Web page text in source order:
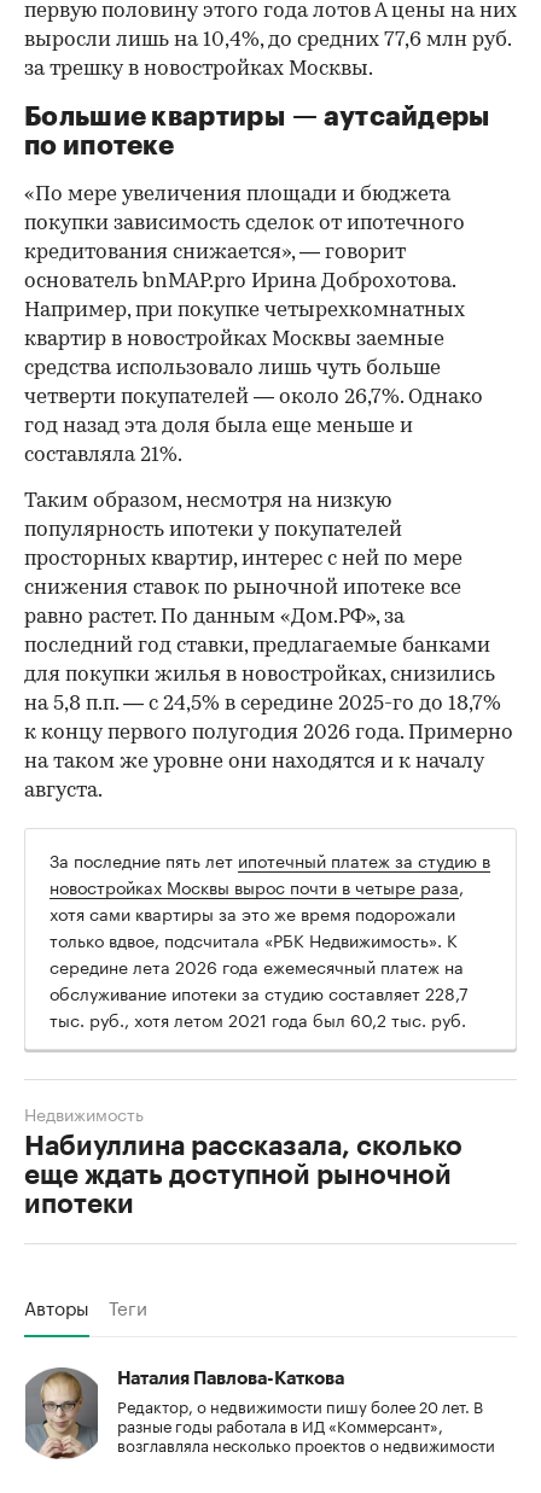
первую половину этого года лотов А цены на них
выросли лишь на 10,4%, до средних 77,6 млн руб.
за трешку в новостройках Москвы.
Большие квартиры — аутсайдеры
по ипотеке
«По мере увеличения площади и бюджета
покупки зависимость сделок от ипотечного
кредитования снижается», — говорит
основатель bnMAP.pro Ирина Доброхотова.
Например, при покупке четырехкомнатных
квартир в новостройках Москвы заемные
средства использовало лишь чуть больше
четверти покупателей — около 26,7%. Однако
год назад эта доля была еще меньше и
составляла 21%.
Таким образом, несмотря на низкую
популярность ипотеки у покупателей
просторных квартир, интерес с ней по мере
снижения ставок по рыночной ипотеке все
равно растет. По данным «Дом.РФ», за
последний год ставки, предлагаемые банками
для покупки жилья в новостройках, снизились
на 5,8 п.п. — с 24,5% в середине 2025-го до 18,7%
к концу первого полугодия 2026 года. Примерно
на таком же уровне они находятся и к началу
августа.
За последние пять лет ипотечный платеж за студию в
новостройках Москвы вырос почти в четыре раза,
хотя сами квартиры за это же время подорожали
только вдвое, подсчитала «РБК Недвижимость». К
середине лета 2026 года ежемесячный платеж на
обслуживание ипотеки за студию составляет 228,7
тыс. руб., хотя летом 2021 года был 60,2 тыс. руб.
Набиуллина рассказала, сколько
еще ждать доступной рыночной
ипотеки
Недвижимость
Авторы Теги
Наталия Павлова-Каткова
Редактор, о недвижимости пишу более 20 лет. В
разные годы работала в ИД «Коммерсант»,
возглавляла несколько проектов о недвижимости